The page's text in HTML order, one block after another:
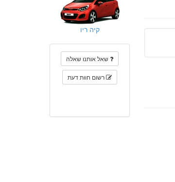
קיה ריו
שאל אותנו שאלה
רשום חוות דעת